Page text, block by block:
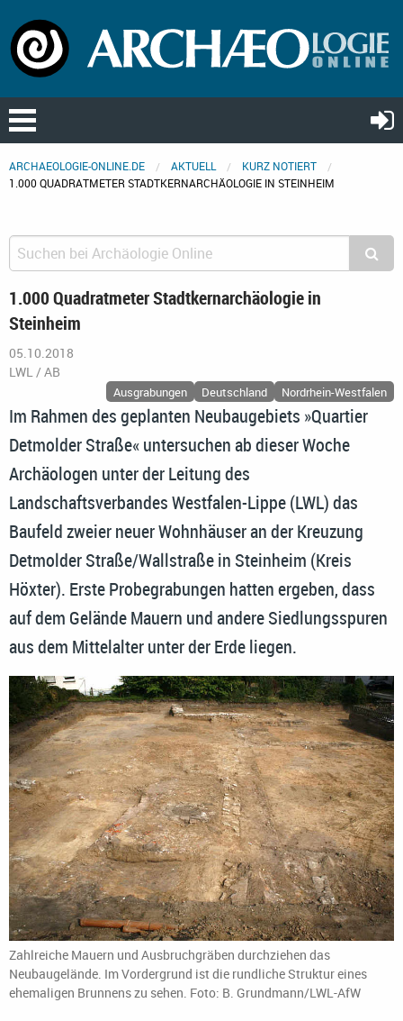
ARCHAEOLOGIE-ONLINE.DE AKTUELL
KURZ NOTIERT
1.000 QUADRATMETER STADTKERNARCHÄOLOGIE IN STEINHEIM
1.000 Quadratmeter Stadtkernarchäologie in
Steinheim
05.10.2018
LWL / AB
Ausgrabungen Deutschland Nordrhein-Westfalen
Im Rahmen des geplanten Neubaugebiets »Quartier
Detmolder Straße« untersuchen ab dieser Woche
Archäologen unter der Leitung des
Landschaftsverbandes Westfalen-Lippe (LWL) das
Baufeld zweier neuer Wohnhäuser an der Kreuzung
Detmolder Straße/Wallstraße in Steinheim (Kreis
Höxter). Erste Probegrabungen hatten ergeben, dass
auf dem Gelände Mauern und andere Siedlungsspuren
aus dem Mittelalter unter der Erde liegen.
Zahlreiche Mauern und Ausbruchgräben durchziehen das
Neubaugelände. Im Vordergrund ist die rundliche Struktur eines
ehemaligen Brunnens zu sehen. Foto: B. Grundmann/LWL-AfW